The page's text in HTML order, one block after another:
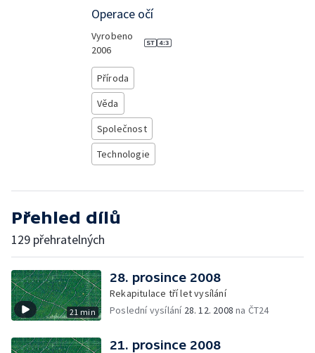
Operace očí
Vyrobeno
2006
Příroda
Věda
Společnost
Technologie
Přehled dílů
129 přehratelných
21 min
28. prosince 2008
Rekapitulace tří let vysílání
Poslední vysílání 28. 12. 2008 na ČT24
21. prosince 2008